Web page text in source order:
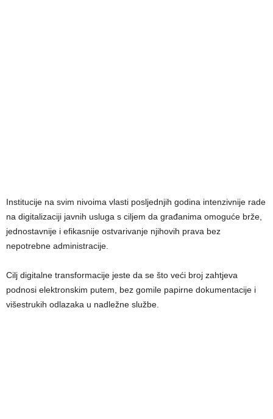
Institucije na svim nivoima vlasti posljednjih godina intenzivnije rade
na digitalizaciji javnih usluga s ciljem da građanima omoguće brže,
jednostavnije i efikasnije ostvarivanje njihovih prava bez
nepotrebne administracije.
Cilj digitalne transformacije jeste da se što veći broj zahtjeva
podnosi elektronskim putem, bez gomile papirne dokumentacije i
višestrukih odlazaka u nadležne službe.